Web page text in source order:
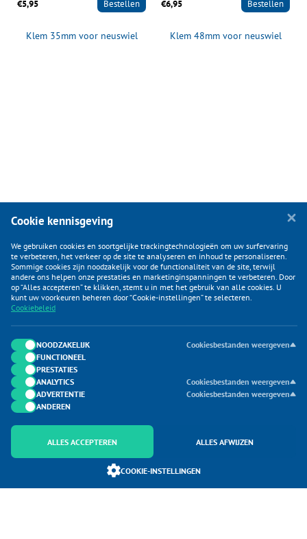
€5,95 Bestellen
Klem 35mm voor neuswiel
€6,95 Bestellen
Klem 48mm voor neuswiel
KLANTENSERVICE
CATEGORIEËN
DUIJVELAAR E-COMMERCE
CONTACTEN
Onderdeel van Duijvelaar E-commerce
SoloMono.net
Cookie kennisgeving
We gebruiken cookies en soortgelijke trackingtechnologieën om uw surfervaring
te verbeteren, het verkeer op de site te analyseren en inhoud te personaliseren.
Sommige cookies zijn noodzakelijk voor de functionaliteit van de site, terwijl
andere ons helpen onze prestaties en marketinginspanningen te verbeteren. Door
op “Alles accepteren” te klikken, stemt u in met het gebruik van alle cookies. U
kunt uw voorkeuren beheren door “Cookie-instellingen” te selecteren.
Cookiebeleid
NOODZAKELIJK
Cookiesbestanden weergeven
FUNCTIONEEL
PRESTATIES
ANALYTICS
Cookiesbestanden weergeven
ADVERTENTIE
Cookiesbestanden weergeven
ANDEREN
ALLES ACCEPTEREN ALLES AFWIJZEN
COOKIE-INSTELLINGEN